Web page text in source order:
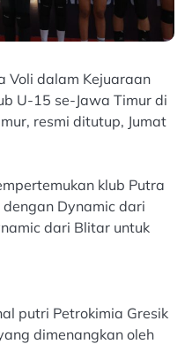
Voli dalam Kejuaraan
U-15 se-Jawa Timur di
resmi ditutup, Jumat
klub Putra
Dynamic dari
dari Blitar untuk
putri Petrokimia Gresik
dimenangkan oleh